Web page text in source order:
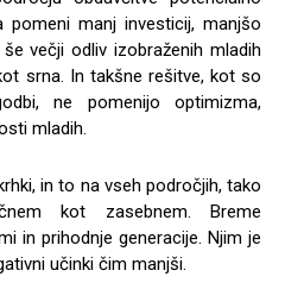
manj investicij, manjšo
večji odliv izobraženih mladih
srna. In takšne rešitve, kot so
ne pomenijo optimizma,
mladih.
in to na vseh področjih, tako
kot zasebnem. Breme
in prihodnje generacije. Njim je
učinki čim manjši.